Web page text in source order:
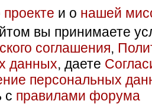
проекте и о нашей
вы принимаете
соглашения,
данных, даете
персональных
с правилами форума